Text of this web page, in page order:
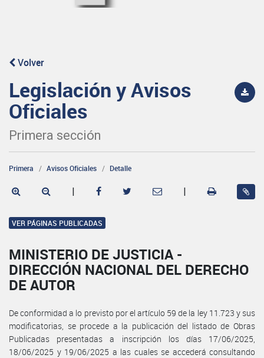
Volver
Legislación y Avisos
Oficiales
Primera sección
Primera Avisos Oficiales Detalle
| |
VER PÁGINAS PUBLICADAS
MINISTERIO DE JUSTICIA -
DIRECCIÓN NACIONAL DEL DERECHO
DE AUTOR
De conformidad a lo previsto por el artículo 59 de la ley 11.723 y sus
modificatorias, se procede a la publicación del listado de Obras
Publicadas presentadas a inscripción los días 17/06/2025,
18/06/2025 y 19/06/2025 a las cuales se accederá consultando